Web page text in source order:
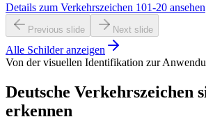
Details zum Verkehrszeichen 101-20 ansehen
Previous slide Next slide
Alle Schilder anzeigen
Von der visuellen Identifikation zur
Deutsche Verkehrszeichen
erkennen